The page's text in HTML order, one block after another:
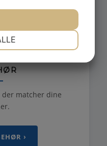
matcher dine
›
PRÆFERENCER